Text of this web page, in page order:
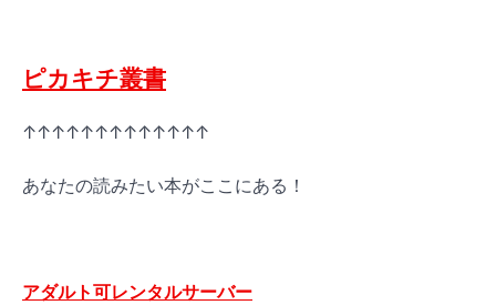
ピカキチ叢書
↑↑↑↑↑↑↑↑↑↑↑↑↑
あなたの読みたい本がここにある！
アダルト可レンタルサーバー